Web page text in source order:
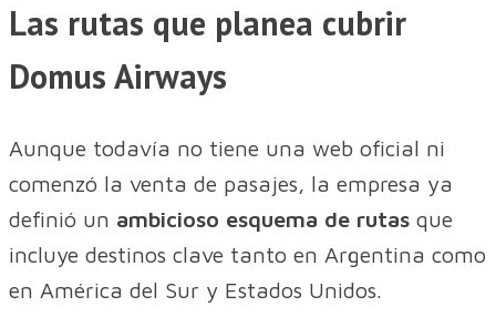
Las rutas que planea cubrir
Domus Airways
Aunque todavía no tiene una web oficial ni
comenzó la venta de pasajes, la empresa ya
definió un ambicioso esquema de rutas que
incluye destinos clave tanto en Argentina como
en América del Sur y Estados Unidos.